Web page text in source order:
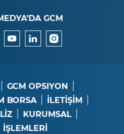
GCM
GCM OPSIYON
BORSA
İLETİŞİM
KURUMSAL
İŞLEMLERİ